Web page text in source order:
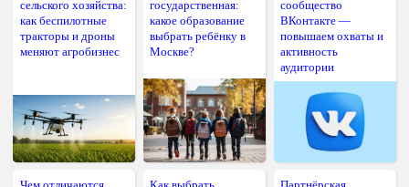
сельского хозяйства:
как беспилотные
тракторы и дроны
меняют агробизнес
государственная:
какое образование
выбрать ребёнку в
Москве?
сообщество
ВКонтакте —
повышаем охваты и
активность
аудитории